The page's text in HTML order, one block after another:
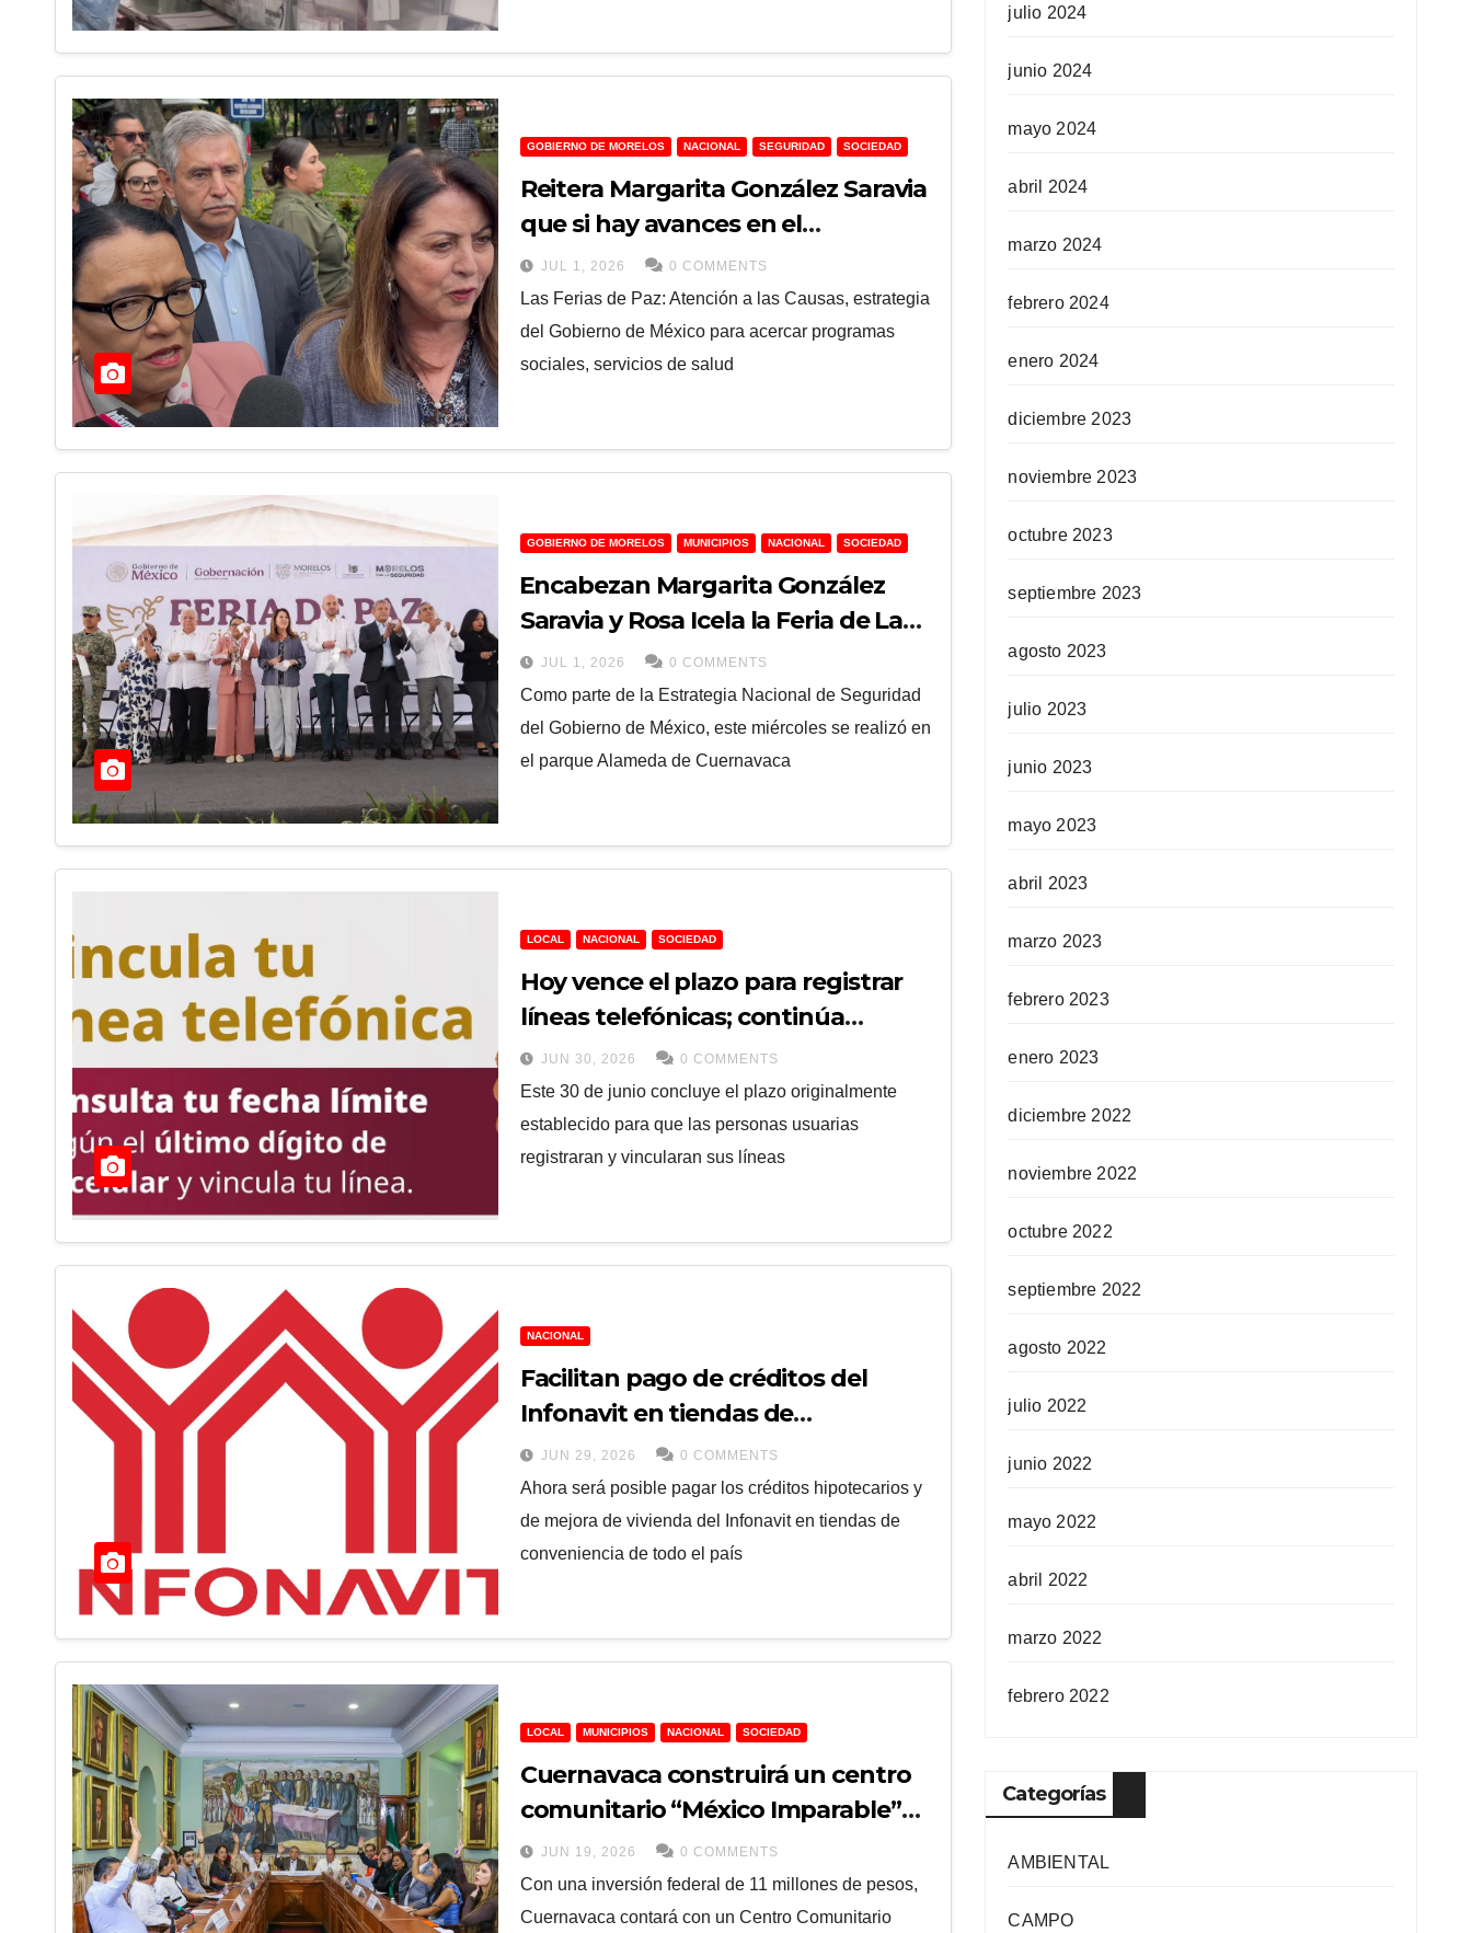
GOBIERNO DE MORELOS NACIONAL SEGURIDAD SOCIEDAD
Reitera Margarita González Saravia
que si hay avances en el
mejoramiento de la seguridad
JUL 1, 2026 0 COMMENTS
Las Ferias de Paz: Atención a las Causas, estrategia
del Gobierno de México para acercar programas
sociales, servicios de salud
GOBIERNO DE MORELOS MUNICIPIOS NACIONAL SOCIEDAD
⁠Encabezan Margarita González
Saravia y Rosa Icela la Feria de La
Paz en Cuernavaca
JUL 1, 2026 0 COMMENTS
Como parte de la Estrategia Nacional de Seguridad
del Gobierno de México, este miércoles se realizó en
el parque Alameda de Cuernavaca
LOCAL NACIONAL SOCIEDAD
Hoy vence el plazo para registrar
líneas telefónicas; continúa
prórroga escalonada
JUN 30, 2026 0 COMMENTS
Este 30 de junio concluye el plazo originalmente
establecido para que las personas usuarias
registraran y vincularan sus líneas
NACIONAL
Facilitan pago de créditos del
Infonavit en tiendas de
conveniencia
JUN 29, 2026 0 COMMENTS
Ahora será posible pagar los créditos hipotecarios y
de mejora de vivienda del Infonavit en tiendas de
conveniencia de todo el país
LOCAL MUNICIPIOS NACIONAL SOCIEDAD
Cuernavaca construirá un centro
comunitario “México Imparable”
con recursos federales
JUN 19, 2026 0 COMMENTS
Con una inversión federal de 11 millones de pesos,
Cuernavaca contará con un Centro Comunitario
julio 2024
junio 2024
mayo 2024
abril 2024
marzo 2024
febrero 2024
enero 2024
diciembre 2023
noviembre 2023
octubre 2023
septiembre 2023
agosto 2023
julio 2023
junio 2023
mayo 2023
abril 2023
marzo 2023
febrero 2023
enero 2023
diciembre 2022
noviembre 2022
octubre 2022
septiembre 2022
agosto 2022
julio 2022
junio 2022
mayo 2022
abril 2022
marzo 2022
febrero 2022
Categorías
AMBIENTAL
CAMPO